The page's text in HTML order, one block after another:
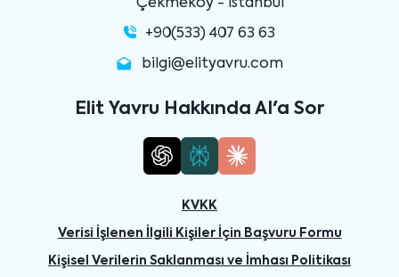
Çekmeköy - İstanbul
+90(533) 407 63 63
bilgi@elityavru.com
Elit Yavru Hakkında AI'a Sor
KVKK
Verisi İşlenen İlgili Kişiler İçin Başvuru Formu
Kişisel Verilerin Saklanması ve İmhası Politikası